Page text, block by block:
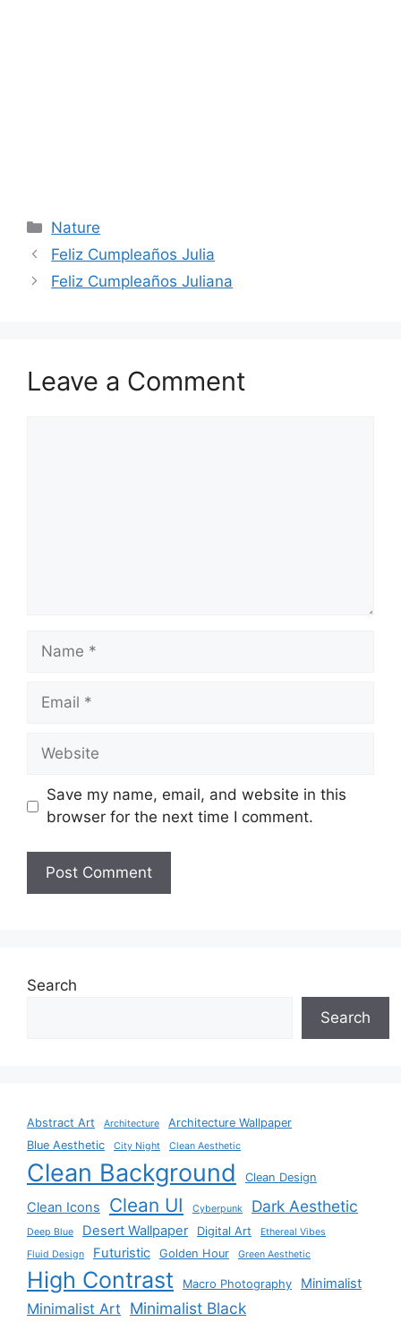
Categories
Nature
Feliz Cumpleaños Julia
Feliz Cumpleaños Juliana
Leave a Comment
Name
Email
Website
Save my name, email, and website in this
browser for the next time I comment.
Search
Search
Abstract Art Architecture
Architecture Wallpaper
Blue Aesthetic
City Night Clean Aesthetic
Clean Background Clean Design
Clean Icons Clean UI Cyberpunk Dark Aesthetic
Deep Blue Desert Wallpaper Digital Art
Ethereal Vibes
Fluid Design
Futuristic Golden Hour Green Aesthetic
High Contrast Macro Photography Minimalist
Minimalist Art Minimalist Black